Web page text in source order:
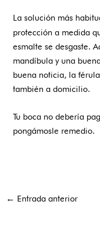
La solución más
protección a medida
esmalte se desgaste.
mandíbula y una
buena noticia, la
también a domicilio.
Tu boca no debería
pongámosle remedio.
← Entrada anterior